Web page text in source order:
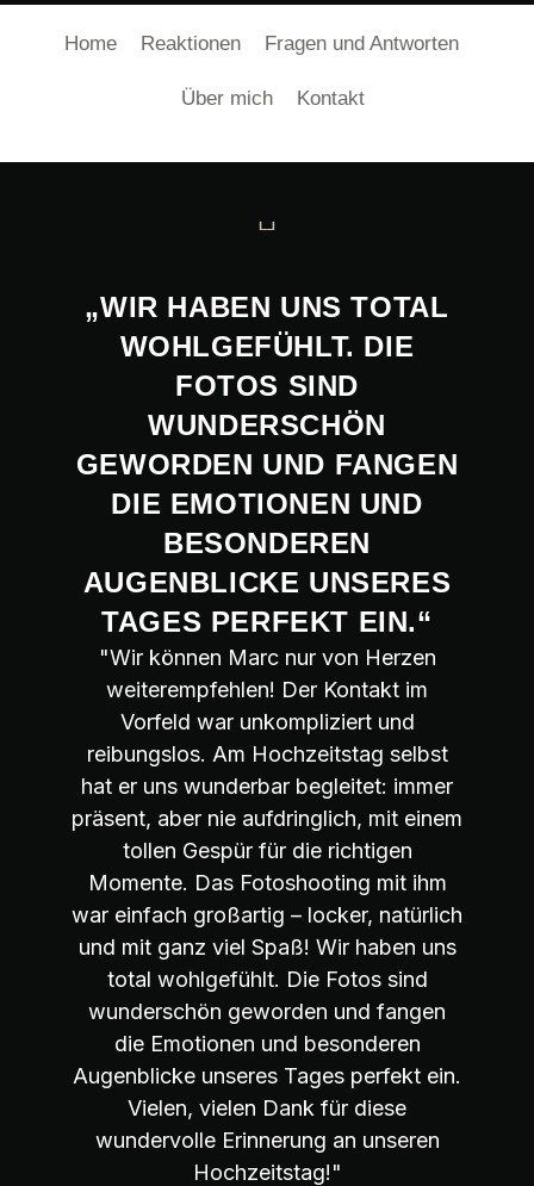
Home Reaktionen Fragen und Antworten
Über mich Kontakt
„WIR HABEN UNS TOTAL
WOHLGEFÜHLT. DIE
FOTOS SIND
WUNDERSCHÖN
GEWORDEN UND FANGEN
DIE EMOTIONEN UND
BESONDEREN
AUGENBLICKE UNSERES
TAGES PERFEKT EIN.“
"Wir können Marc nur von Herzen
weiterempfehlen! Der Kontakt im
Vorfeld war unkompliziert und
reibungslos. Am Hochzeitstag selbst
hat er uns wunderbar begleitet: immer
präsent, aber nie aufdringlich, mit einem
tollen Gespür für die richtigen
Momente. Das Fotoshooting mit ihm
war einfach großartig – locker, natürlich
und mit ganz viel Spaß! Wir haben uns
total wohlgefühlt. Die Fotos sind
wunderschön geworden und fangen
die Emotionen und besonderen
Augenblicke unseres Tages perfekt ein.
Vielen, vielen Dank für diese
wundervolle Erinnerung an unseren
Hochzeitstag!"